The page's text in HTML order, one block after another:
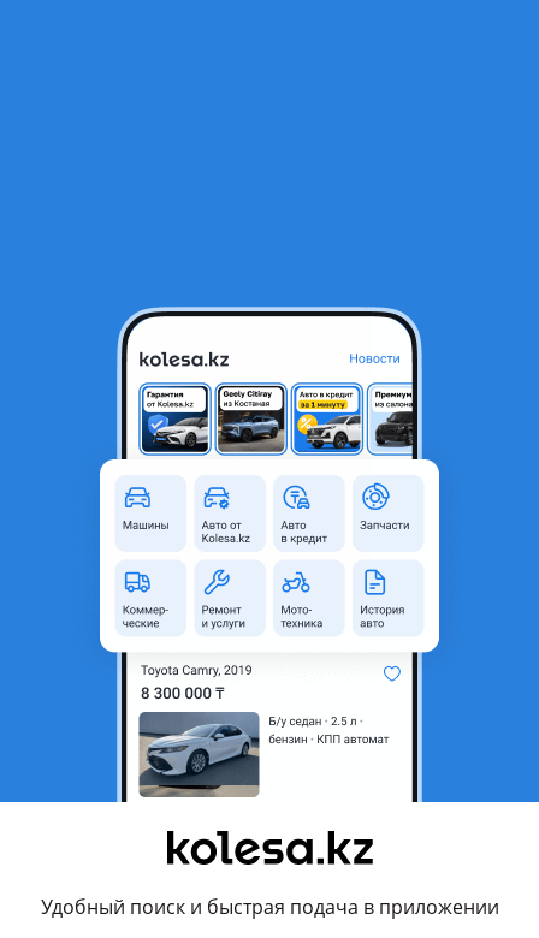
Удобный поиск и быстрая подача в приложении
Toyota Camry 2018 года
Объявление находится в архиве и может быть
Актау, Мангистауская
2017 - 2021 XV70
Седан
Объем двигателя, л
Пробег
Автомат
Руль
Слева